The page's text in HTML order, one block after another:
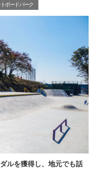
ボードパーク
ルを獲得し、地元でも話